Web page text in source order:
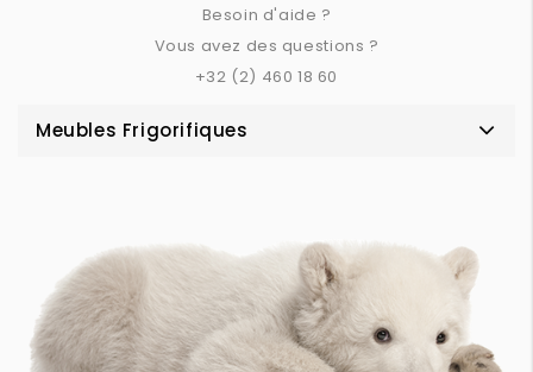
Besoin d'aide ?
Vous avez des questions ?
+32 (2) 460 18 60
Meubles Frigorifiques